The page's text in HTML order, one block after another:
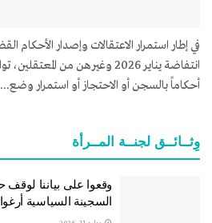
في إطار استمرار الاعتقالات وإصدار الأحكام
انتفاضة يناير 2026 وغيرهن من
أحكاماً بالسجن أو الاحتجاز أو استمرار وضع...
وِثــائــق لجنــة المــرأة
وقعوا على بياننا
السجينة السياسية أرغوان